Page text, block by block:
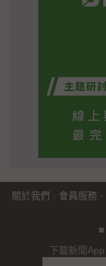
關於我們 · 會員服務 ·
■
下載新聞App